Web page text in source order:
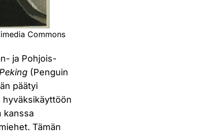
Commons
ja Pohjois-
(Penguin
päätyi
hyväksikäyttöön
kanssa
Tämän